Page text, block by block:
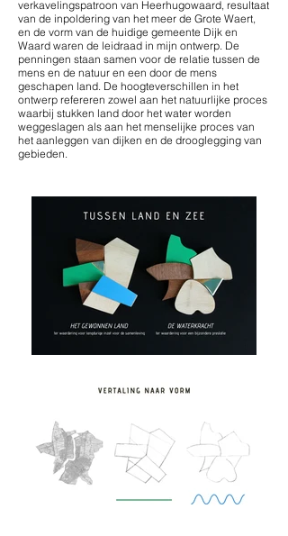
verkavelingspatroon van Heerhugowaard, resultaat
van de inpoldering van het meer de Grote Waert,
en de vorm van de huidige gemeente Dijk en
Waard waren de leidraad in mijn ontwerp. De
penningen staan samen voor de relatie tussen de
mens en de natuur en een door de mens
geschapen land. De hoogteverschillen in het
ontwerp refereren zowel aan het natuurlijke proces
waarbij stukken land door het water worden
weggeslagen als aan het menselijke proces van
het aanleggen van dijken en de drooglegging van
gebieden.